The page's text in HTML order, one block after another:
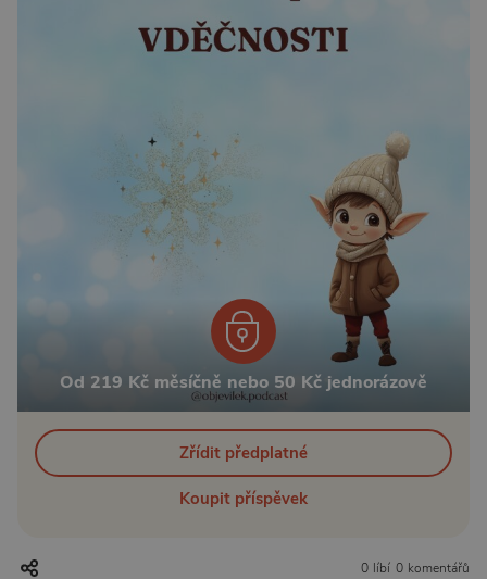
Od 219 Kč měsíčně nebo 50 Kč jednorázově
Zřídit předplatné
Koupit příspěvek
0 líbí 0 komentářů